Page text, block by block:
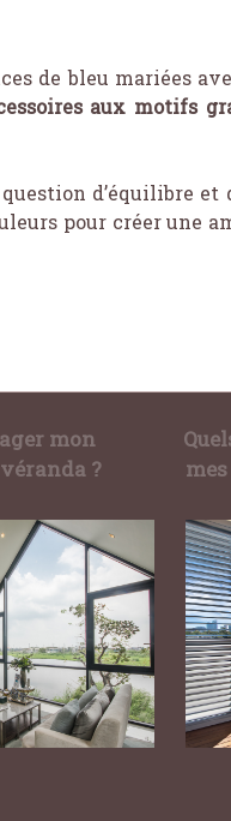
de bleu mariées
aux motifs
d’équilibre et
pour créer une
mon
?